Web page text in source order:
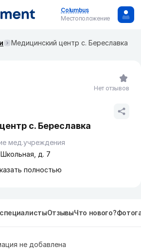
Columbus
Местоположение
Медицинский центр с. Береславка
с. Береславка
мед.учреждения
д. 7
полностью
Нет отзывов
ОтзывыЧто нового?
не добавлена